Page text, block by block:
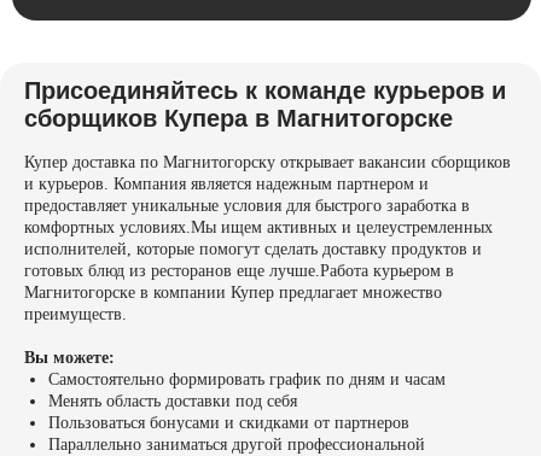
Присоединяйтесь к команде курьеров и
сборщиков Купера в Магнитогорске
Купер доставка по Магнитогорску открывает вакансии сборщиков
и курьеров. Компания является надежным партнером и
предоставляет уникальные условия для быстрого заработка в
комфортных условиях.Мы ищем активных и целеустремленных
исполнителей, которые помогут сделать доставку продуктов и
готовых блюд из ресторанов еще лучше.Работа курьером в
Магнитогорске в компании Купер предлагает множество
преимуществ.
Вы можете:
Самостоятельно формировать график по дням и часам
Менять область доставки под себя
Пользоваться бонусами и скидками от партнеров
Параллельно заниматься другой профессиональной